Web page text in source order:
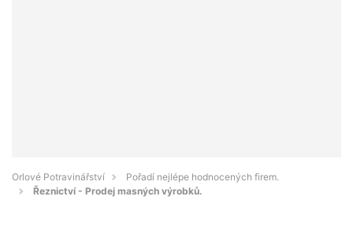
Orlové Potravinářství
Pořadí nejlépe hodnocených firem.
Řeznictví - Prodej masných výrobků.